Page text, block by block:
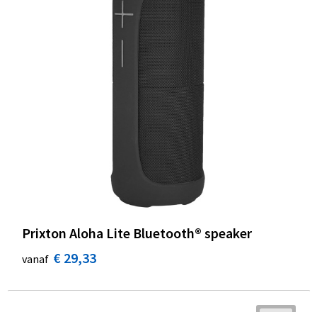
Prixton Aloha Lite Bluetooth® speaker
vanaf € 29,33